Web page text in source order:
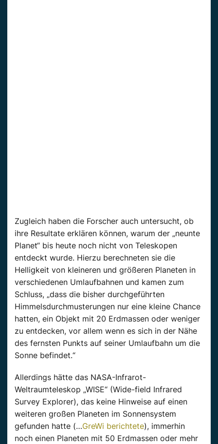
Zugleich haben die Forscher auch untersucht, ob
ihre Resultate erklären können, warum der „neunte
Planet“ bis heute noch nicht von Teleskopen
entdeckt wurde. Hierzu berechneten sie die
Helligkeit von kleineren und größeren Planeten in
verschiedenen Umlaufbahnen und kamen zum
Schluss, „dass die bisher durchgeführten
Himmelsdurchmusterungen nur eine kleine Chance
hatten, ein Objekt mit 20 Erdmassen oder weniger
zu entdecken, vor allem wenn es sich in der Nähe
des fernsten Punkts auf seiner Umlaufbahn um die
Sonne befindet.“
Allerdings hätte das NASA-Infrarot-
Weltraumteleskop „WISE“ (Wide-field Infrared
Survey Explorer), das keine Hinweise auf einen
weiteren großen Planeten im Sonnensystem
gefunden hatte (…GreWi berichtete), immerhin
noch einen Planeten mit 50 Erdmassen oder mehr